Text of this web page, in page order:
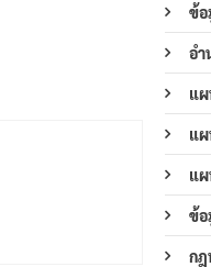
ข้อ
อำ
แ
แผ
แ
ข้อ
กฎ